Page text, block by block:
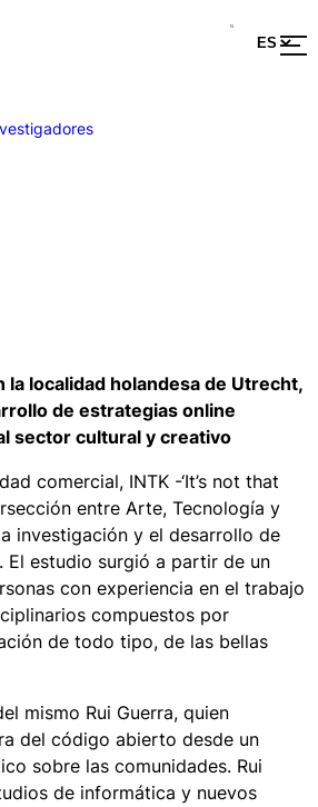
la localidad holandesa de Utrecht,
de estrategias online
sector cultural y creativo
comercial, INTK -‘It’s not that
entre Arte, Tecnología y
investigación y el desarrollo de
estudio surgió a partir de un
con experiencia en el trabajo
compuestos por
de todo tipo, de las bellas
mismo Rui Guerra, quien
del código abierto desde un
sobre las comunidades. Rui
de informática y nuevos